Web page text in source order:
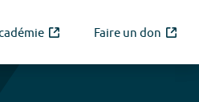
Faire un don